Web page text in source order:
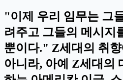
"이제 우리 임무는 그
려주고 그들의 메시지
뿐이다." Z세대의 취
아니라, 아예 Z세대의